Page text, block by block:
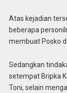
Atas kejadian
beberapa
membuat Posko
Sedangkan
setempat Bripka
Toni, selain